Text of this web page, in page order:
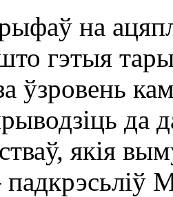
на
гэтыя
ўзровень
да
якія